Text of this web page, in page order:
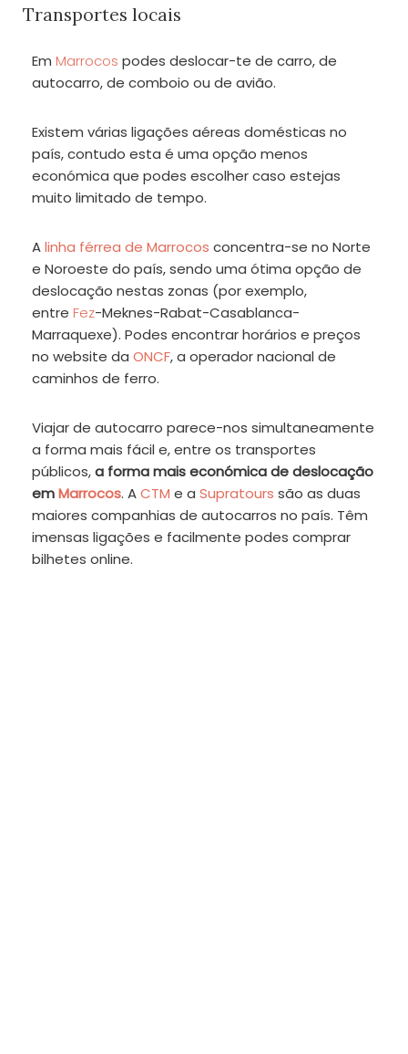
Transportes locais
Em Marrocos podes deslocar-te de carro, de
autocarro, de comboio ou de avião.
Existem várias ligações aéreas domésticas no
país, contudo esta é uma opção menos
económica que podes escolher caso estejas
muito limitado de tempo.
Alinha férrea de Marrocos concentra-se no Norte
e Noroeste do país, sendo uma ótima opção de
deslocação nestas zonas (por exemplo,
entre Fez-Meknes-Rabat-Casablanca-
Marraquexe). Podes encontrar horários e preços
no website da ONCF, a operador nacional de
caminhos de ferro.
Viajar de autocarro parece-nos simultaneamente
a forma mais fácil e, entre os transportes
públicos,a forma mais económica de deslocação
emMarrocos. ACTM e a Supratours são as duas
maiores companhias de autocarros no país. Têm
imensas ligações e facilmente podes comprar
bilhetes online.